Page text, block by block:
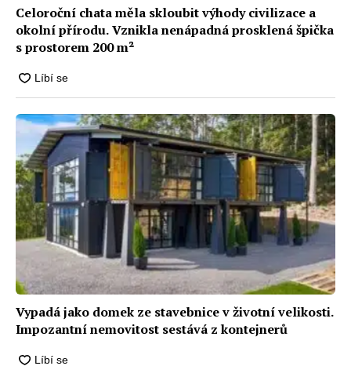
Celoroční chata měla skloubit výhody civilizace a
okolní přírodu. Vznikla nenápadná prosklená špička
s prostorem 200 m²
Vypadá jako domek ze stavebnice v životní velikosti.
Impozantní nemovitost sestává z kontejnerů